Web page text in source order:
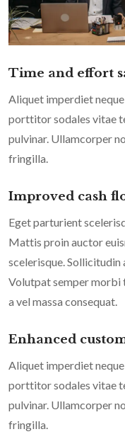
Time and effort
Aliquet imperdiet
porttitor sodales vitae
pulvinar. Ullamcorper
fringilla.
Improved cash
Eget parturient
Mattis proin auctor
scelerisque. Sollicitudin
Volutpat semper morbi
a vel massa consequat.
Enhanced
Aliquet imperdiet
porttitor sodales vitae
pulvinar. Ullamcorper
fringilla.